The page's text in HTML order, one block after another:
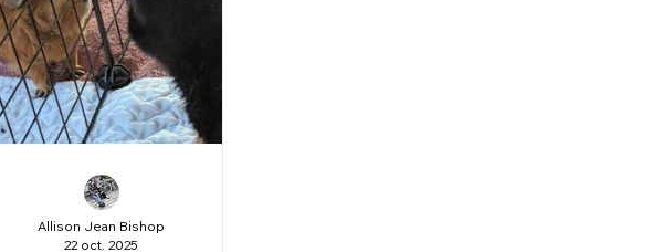
Allison Jean Bishop
22 oct. 2025